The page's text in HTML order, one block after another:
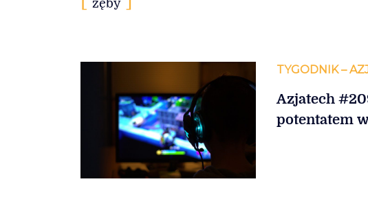
zęby
TYGODNIK –
Azjatech
potentatem